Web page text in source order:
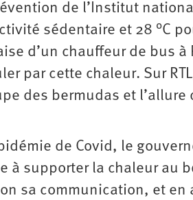
de l’Institut
sédentaire et 28 °C
d’un chauffeur de bus
par cette chaleur. Sur
des bermudas et
de Covid, le
à supporter la chaleur au
sa communication, et en